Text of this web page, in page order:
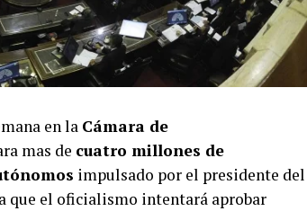
en la Cámara de
mas de cuatro millones de
impulsado por el presidente del
que el oficialismo intentará aprobar